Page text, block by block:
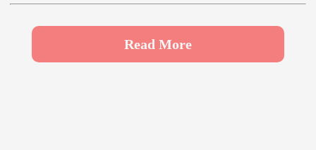
や ゆ よ
ら ろ
わ
Read More